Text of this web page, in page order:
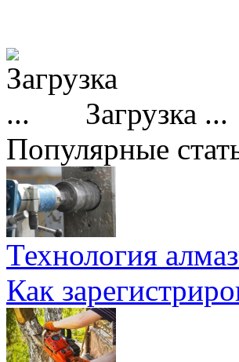
Загрузка ...
Популярные
Технология
Как